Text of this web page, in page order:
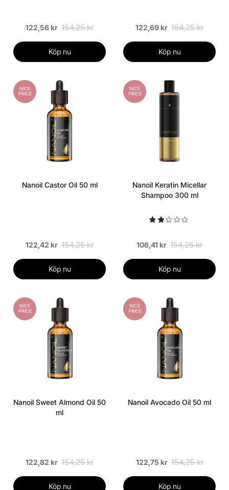
122,56 kr 154,25 kr
Köp nu
122,69 kr 154,25 kr
Köp nu
NICE
PRICE
Nanoil Castor Oil 50 ml
122,42 kr 154,25 kr
Köp nu
NICE
PRICE
Nanoil Keratin Micellar
Shampoo 300 ml
106,41 kr 154,25 kr
Köp nu
NICE
PRICE
Nanoil Sweet Almond Oil 50
ml
122,82 kr 154,25 kr
Köp nu
NICE
PRICE
Nanoil Avocado Oil 50 ml
122,75 kr 154,25 kr
Köp nu